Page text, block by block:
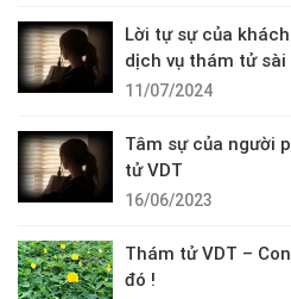
Lời tự sự của
dịch vụ thám tử sài
11/07/2024
Tâm sự của người
tử VDT
16/06/2023
Thám tử VDT –
đó !